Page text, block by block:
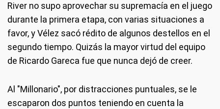
River no supo aprovechar su supremacía en el juego
durante la primera etapa, con varias situaciones a
favor, y Vélez sacó rédito de algunos destellos en el
segundo tiempo. Quizás la mayor virtud del equipo
de Ricardo Gareca fue que nunca dejó de creer.
Al "Millonario", por distracciones puntuales, se le
escaparon dos puntos teniendo en cuenta la